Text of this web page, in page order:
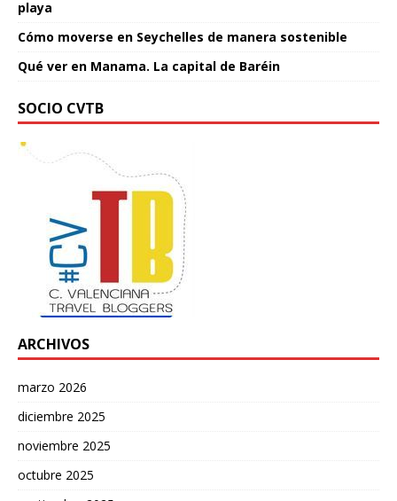
playa
Cómo moverse en Seychelles de manera sostenible
Qué ver en Manama. La capital de Baréin
SOCIO CVTB
ARCHIVOS
marzo 2026
diciembre 2025
noviembre 2025
octubre 2025